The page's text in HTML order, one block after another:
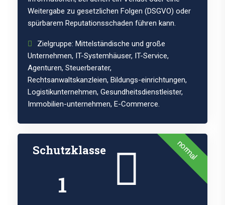
Weitergabe zu gesetzlichen Folgen (DSGVO) oder
spürbarem Reputationsschaden führen kann.
Zielgruppe: Mittelständische und große
Unternehmen, IT-Systemhäuser, IT-Service,
Agenturen, Steuerberater,
Rechtsanwaltskanzleien, Bildungs-einrichtungen,
Logistikunternehmen, Gesundheitsdienstleister,
Immobilien-unternehmen, E-Commerce.
normal
Schutzklasse
1